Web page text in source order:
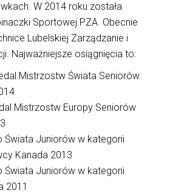
W 2014 roku została
Sportowej PZA. Obecnie
Lubelskiej Zarządzanie i
Najważniejsze osiągnięcia to:
Mistrzostw Świata Seniorów
Mistrzostw Europy Seniorów
Świata Juniorów w kategorii
Kanada 2013
Świata Juniorów w kategorii
2011